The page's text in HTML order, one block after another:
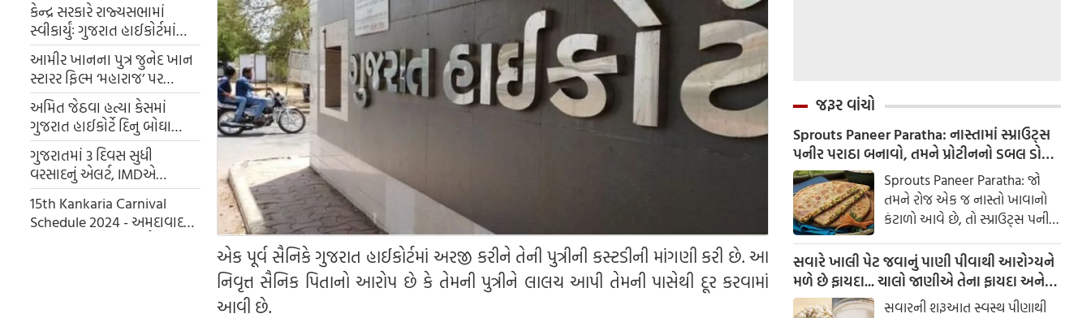
કેન્દ્ર સરકારે રાજ્યસભામાં
સ્વીકાર્યુંઃ ગુજરાત હાઈકોર્ટમાં
ન્યાયધીશોની 45% જગ્યાઓ
ખાલી
આમીર ખાનના પુત્ર જુનેદ ખાન
સ્ટારર ફિલ્મ ‘મહારાજ’ પર
ગુજરાત હાઈકોર્ટનો હંગામી સ્ટે
અમિત જેઠવા હત્યા કેસમાં
ગુજરાત હાઈકોર્ટે દિનુ બોઘા
સોલંકી સહિત સાત લોકોને
નિર્દોષ જાહેર કર્યા
ગુજરાતમાં 3 દિવસ સુધી
વરસાદનું એલર્ટ, IMDએ
ભૂકંપની આશંકા વ્યક્ત કરી છે
15th Kankaria Carnival
Schedule 2024 - અમદાવાદમાં
એક પૂર્વ સૈનિકે ગુજરાત હાઈકોર્ટમાં અરજી કરીને તેની પુત્રીની કસ્ટડીની માંગણી કરી છે. આ
નિવૃત્ત સૈનિક પિતાનો આરોપ છે કે તેમની પુત્રીને લાલચ આપી તેમની પાસેથી દૂર કરવામાં
આવી છે.
જરૂર વાંચો
Sprouts Paneer Paratha: નાસ્તામાં સ્પ્રાઉટ્સ
પનીર પરાઠા બનાવો, તમને પ્રોટીનનો ડબલ ડોઝ
મળશે
Sprouts Paneer Paratha: જો
તમને રોજ એક જ નાસ્તો ખાવાનો
કંટાળો આવે છે, તો સ્પ્રાઉટ્સ પનીર
પરાઠા બનાવવાનો પ્રયાસ કરો. તે
માત્ર સ્વાદિષ્ટ જ નથી પણ તમારા
સ્વાસ્થ્ય માટે અતિ ફાયદાકારક પણ
સવારે ખાલી પેટ જવાનું પાણી પીવાથી આરોગ્યને
મળે છે ફાયદા... ચાલો જાણીએ તેના ફાયદા અને
ઉપયોગ કરવાની યોગ્ય રીતસવારની શરૂઆત સ્વસ્થ પીણાથી